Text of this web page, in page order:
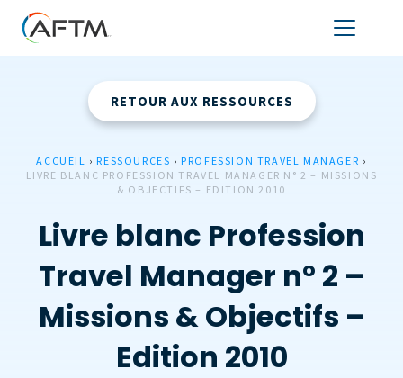
RETOUR AUX RESSOURCES
ACCUEIL › RESSOURCES › PROFESSION TRAVEL MANAGER ›
LIVRE BLANC PROFESSION TRAVEL MANAGER N° 2 – MISSIONS
& OBJECTIFS – EDITION 2010
Livre blanc Profession
Travel Manager n° 2 –
Missions & Objectifs –
Edition 2010